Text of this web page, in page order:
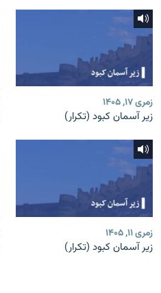
زمری ۱۷, ۱۴۰۵
زیر آسمان کبود (تکرار)
زمری ۱۱, ۱۴۰۵
زیر آسمان کبود (تکرار)